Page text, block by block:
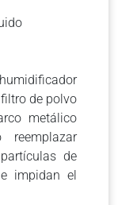
de polvo
metálico
de
impidan el